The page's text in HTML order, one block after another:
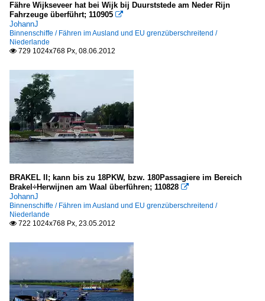
Fähre Wijkseveer hat bei Wijk bij Duurststede am Neder Rijn
Fahrzeuge überführt; 110905 
JohannJ
Binnenschiffe / Fähren im Ausland und EU grenzüberschreitend /
Niederlande
 729 1024x768 Px, 08.06.2012
BRAKEL II; kann bis zu 18PKW, bzw. 180Passagiere im Bereich
Brakel÷Herwijnen am Waal überführen; 110828 
JohannJ
Binnenschiffe / Fähren im Ausland und EU grenzüberschreitend /
Niederlande
 722 1024x768 Px, 23.05.2012